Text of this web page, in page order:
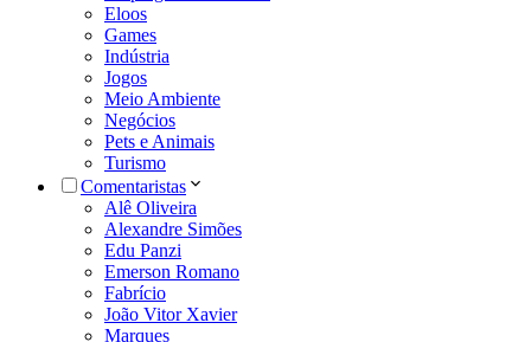
Eloos
Games
Indústria
Jogos
Meio Ambiente
Negócios
Pets e Animais
Turismo
Comentaristas
Alê Oliveira
Alexandre Simões
Edu Panzi
Emerson Romano
Fabrício
João Vitor Xavier
Marques